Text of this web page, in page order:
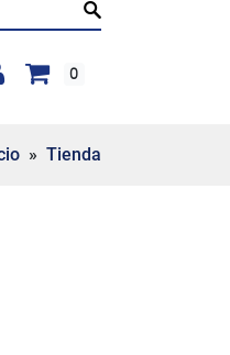
0
» Tienda